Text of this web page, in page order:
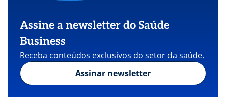
Assine a newsletter do Saúde
Business
Receba conteúdos exclusivos do setor da saúde.
Assinar newsletter